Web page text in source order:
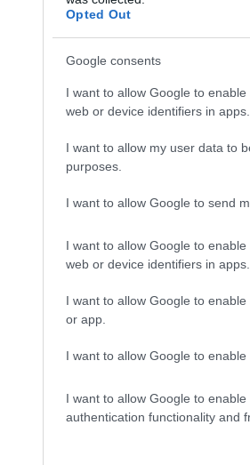
Opted Out
Google consents
I want to allow Google to
web or device identifiers in apps.
I want to allow my user data to
purposes.
I want to allow Google to send
I want to allow Google to
web or device identifiers in apps.
I want to allow Google to
or app.
I want to allow Google to
I want to allow Google to
authentication functionality and
ΣΧΟΛΙΑΣΤΕ ΤΟ ΑΡΘΡΟ